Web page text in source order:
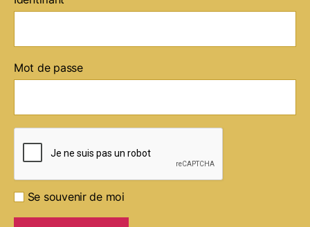
Mot de passe
Se souvenir de moi